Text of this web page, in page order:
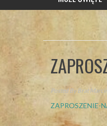
Posted ByBrat
ZAPROSZENIE-